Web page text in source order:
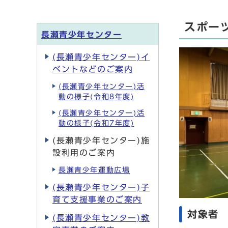
スポー
対象者
長瀬青少年センター
(長瀬青少年センター)イ
ベントなどのご案内
(長瀬青少年センター)活
動の様子(令和8年度)
(長瀬青少年センター)活
動の様子(令和7年度)
(長瀬青少年センター)施
設利用のご案内
長瀬青少年運動広場
(長瀬青少年センター)子
育て支援事業のご案内
(長瀬青少年センター)教